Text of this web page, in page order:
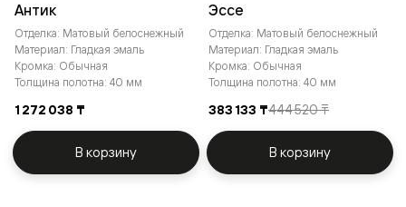
Антик
Отделка: Матовый белоснежный
Материал: Гладкая эмаль
Кромка: Обычная
Толщина полотна: 40 мм
1 272 038 ₸
В корзину
Эссе
Отделка: Матовый белоснежный
Материал: Гладкая эмаль
Кромка: Обычная
Толщина полотна: 40 мм
383 133 ₸444 520 ₸
В корзину